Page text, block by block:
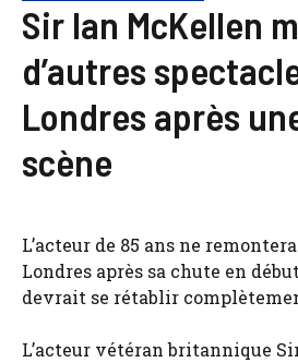
Sir Ian McKellen
d’autres
Londres après
scène
L’acteur de 85 ans ne
Londres après sa chute en
devrait se rétablir
L’acteur vétéran britannique